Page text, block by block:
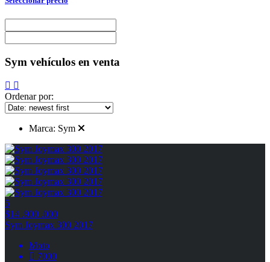
Sym vehículos en venta
Ordenar por:
Marca: Sym
5
$14 .900 .000
Sym Joymax 300 2017
Moto
7000